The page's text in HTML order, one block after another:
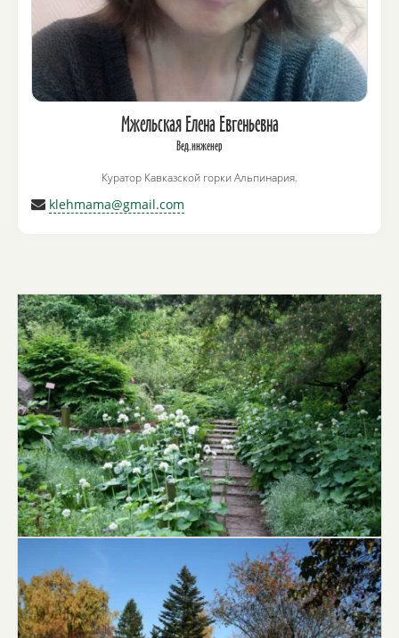
Мжельская Елена Евгеньевна
Вед.инженер
Куратор Кавказской горки Альпинария.
klehmama@gmail.com